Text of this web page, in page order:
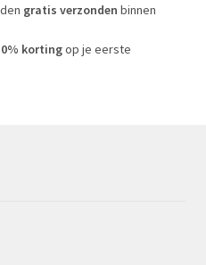
gratis verzonden binnen
kortingop je eerste